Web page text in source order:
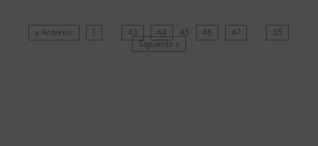
« Anterior 1 … 43 44 45 46 47 …
85
Siguiente »